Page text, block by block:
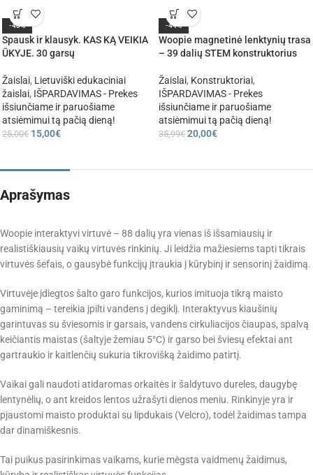
-40%
Spausk ir klausyk. KAS KĄ VEIKIA
ŪKYJE. 30 garsų
Žaislai, Lietuviški edukaciniai
žaislai, IŠPARDAVIMAS - Prekes
išsiunčiame ir paruošiame
atsiėmimui tą pačią dieną!
25,00€ 15,00€
-44%
Woopie magnetinė lenktynių trasa
– 39 dalių STEM konstruktorius
Žaislai, Konstruktoriai,
IŠPARDAVIMAS - Prekes
išsiunčiame ir paruošiame
atsiėmimui tą pačią dieną!
35,99€ 20,00€
Aprašymas
Woopie interaktyvi virtuvė – 88 dalių yra vienas iš išsamiausių ir
realistiškiausių vaikų virtuvės rinkinių. Ji leidžia mažiesiems tapti tikrais
virtuvės šefais, o gausybė funkcijų įtraukia į kūrybinį ir sensorinį žaidimą.
Virtuvėje įdiegtos šalto garo funkcijos, kurios imituoja tikrą maisto
gaminimą – tereikia įpilti vandens į degiklį. Interaktyvus kiaušinių
garintuvas su šviesomis ir garsais, vandens cirkuliacijos čiaupas, spalvą
keičiantis maistas (šaltyje žemiau 5°C) ir garso bei šviesų efektai ant
gartraukio ir kaitlenčių sukuria tikrovišką žaidimo patirtį.
Vaikai gali naudoti atidaromas orkaitės ir šaldytuvo dureles, daugybę
lentynėlių, o ant kreidos lentos užrašyti dienos meniu. Rinkinyje yra ir
pjaustomi maisto produktai su lipdukais (Velcro), todėl žaidimas tampa
dar dinamiškesnis.
Tai puikus pasirinkimas vaikams, kurie mėgsta vaidmenų žaidimus,